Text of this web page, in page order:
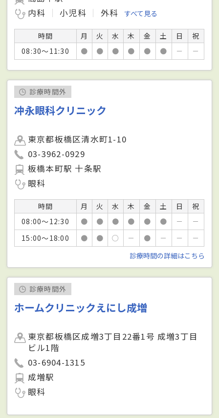
内科
小児科 外科 すべて見る
時間 月 火 水 木 金 土 日
祝
08:30～11:30
● ● ● ● ● ● － －
診療時間外
冲永眼科クリニック
東京都板橋区清水町1-10
03-3962-0929
板橋本町駅 十条駅
眼科
時間 月 火 水 木 金 土 日
祝
08:00～12:30
● ● ● ● ● ● －
－
15:00～18:00
● ● ○ － ● － －
－
診療時間の詳細はこちら
診療時間外
ホームクリニックえにし成増
東京都板橋区成増3丁目22番1号 成増3丁目
ビル1階
03-6904-1315
成増駅
眼科